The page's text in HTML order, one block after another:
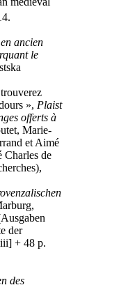
ancien
le
», Plaist
offerts à
Marie-
et Aimé
Charles de
der
+ 48 p.
des